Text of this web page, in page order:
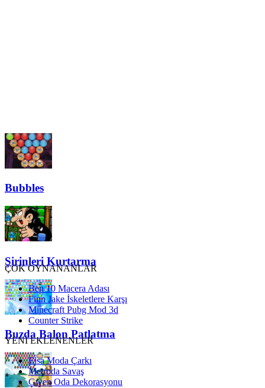
Bubbles
Şirinleri Kurtarma
Buzda Balon Patlatma
ÇOK OYNANANLAR
Ben 10 Macera Adası
Finn Jake İskeletlere Karşı
Minecraft Pubg Mod 3d
Counter Strike
YENİ EKLENENLER
Elsa Moda Çarkı
Metroda Savaş
Gwen Oda Dekorasyonu